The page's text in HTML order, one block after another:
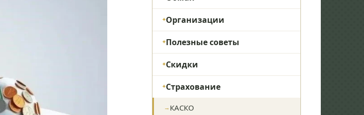
Организации
Полезные советы
Скидки
Страхование
КАСКО